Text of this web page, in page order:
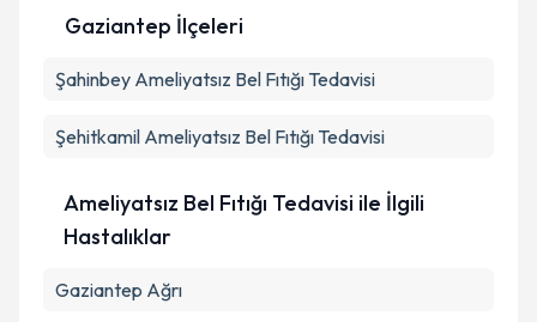
Metni'ni okudum ve kişisel verilerimin belirtilen
Gaziantep İlçeleri
Şahinbey Ameliyatsız Bel Fıtığı Tedavisi
Şehitkamil Ameliyatsız Bel Fıtığı Tedavisi
Ameliyatsız Bel Fıtığı Tedavisi ile İlgili
Hastalıklar
Gaziantep Ağrı